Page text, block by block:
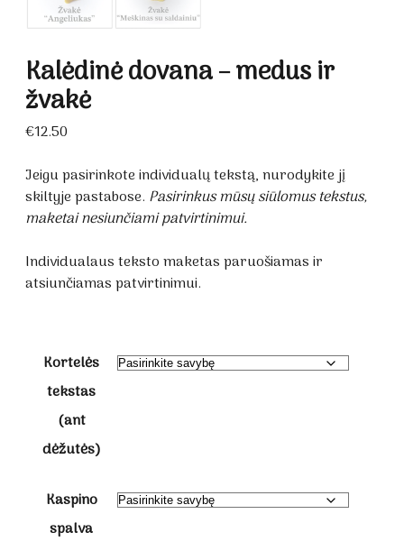
Kalėdinė dovana – medus ir
žvakė
€12.50
Jeigu pasirinkote individualų tekstą, nurodykite jį
skiltyje pastabose. Pasirinkus mūsų siūlomus tekstus,
maketai nesiunčiami patvirtinimui.
Individualaus teksto maketas paruošiamas ir
atsiunčiamas patvirtinimui.
Kortelės
tekstas
(ant
dėžutės)
Kaspino
spalva